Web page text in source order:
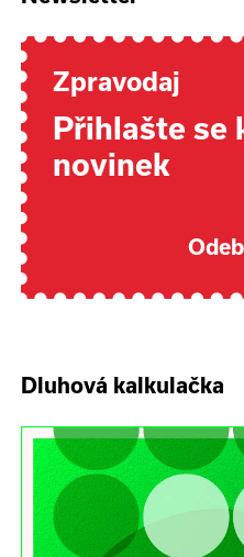
Zpravodaj
Přihlašte se
novinek
Dluhová kalkulačka